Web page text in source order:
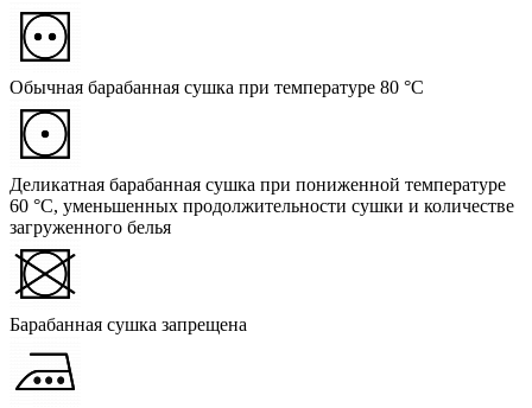
Обычная барабанная сушка при температуре 80 °C
Деликатная барабанная сушка при пониженной температуре
60 °C, уменьшенных продолжительности сушки и количестве
загруженного белья
Барабанная сушка запрещена